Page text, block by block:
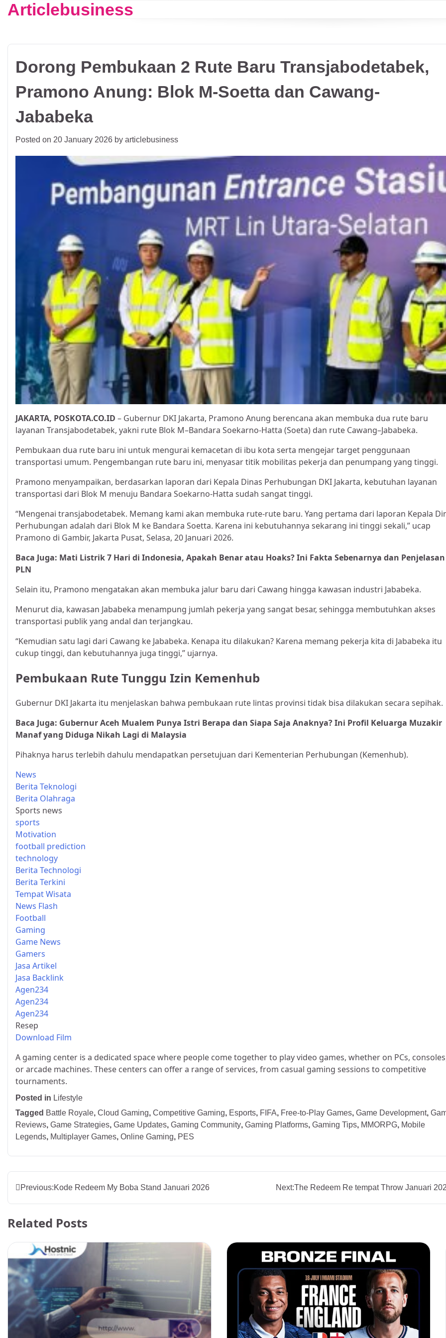
SkipArticlebusiness
Dorong Pembukaan 2 Rute Baru Transjabodetabek,
Pramono Anung: Blok M-Soetta dan Cawang-
Jababeka
Posted on 20 January 2026 by articlebusiness
JAKARTA, POSKOTA.CO.ID – Gubernur DKI Jakarta, Pramono Anung berencana akan membuka dua rute baru
layanan Transjabodetabek, yakni rute Blok M–Bandara Soekarno-Hatta (Soeta) dan rute Cawang–Jababeka.
Pembukaan dua rute baru ini untuk mengurai kemacetan di ibu kota serta mengejar target penggunaan
transportasi umum. Pengembangan rute baru ini, menyasar titik mobilitas pekerja dan penumpang yang tinggi.
Pramono menyampaikan, berdasarkan laporan dari Kepala Dinas Perhubungan DKI Jakarta, kebutuhan layanan
transportasi dari Blok M menuju Bandara Soekarno-Hatta sudah sangat tinggi.
“Mengenai transjabodetabek. Memang kami akan membuka rute-rute baru. Yang pertama dari laporan Kepala
Perhubungan adalah dari Blok M ke Bandara Soetta. Karena ini kebutuhannya sekarang ini tinggi sekali,” ucap
Pramono di Gambir, Jakarta Pusat, Selasa, 20 Januari 2026.
Baca Juga: Mati Listrik 7 Hari di Indonesia, Apakah Benar atau Hoaks? Ini Fakta Sebenarnya dan Penjelasan
PLN
Selain itu, Pramono mengatakan akan membuka jalur baru dari Cawang hingga kawasan industri Jababeka.
Menurut dia, kawasan Jababeka menampung jumlah pekerja yang sangat besar, sehingga membutuhkan akses
transportasi publik yang andal dan terjangkau.
“Kemudian satu lagi dari Cawang ke Jababeka. Kenapa itu dilakukan? Karena memang pekerja kita di Jababeka itu
cukup tinggi, dan kebutuhannya juga tinggi,” ujarnya.
Pembukaan Rute Tunggu Izin Kemenhub
Gubernur DKI Jakarta itu menjelaskan bahwa pembukaan rute lintas provinsi tidak bisa dilakukan secara sepihak.
Baca Juga: Gubernur Aceh Mualem Punya Istri Berapa dan Siapa Saja Anaknya? Ini Profil Keluarga Muzakir
Manaf yang Diduga Nikah Lagi di Malaysia
Pihaknya harus terlebih dahulu mendapatkan persetujuan dari Kementerian Perhubungan (Kemenhub).
News
Berita Teknologi
Berita Olahraga
Sports news
sports
Motivation
football prediction
technology
Berita Technologi
Berita Terkini
Tempat Wisata
News Flash
Football
Gaming
Game News
Gamers
Jasa Artikel
Jasa Backlink
Agen234
Agen234
Agen234
Resep
Download Film
A gaming center is a dedicated space where people come together to play video games, whether on PCs,
or arcade machines. These centers can offer a range of services, from casual gaming sessions to competitive
tournaments.
Posted in Lifestyle
Tagged Battle Royale, Cloud Gaming, Competitive Gaming, Esports, FIFA, Free-to-Play Games, Game Development,
Reviews, Game Strategies, Game Updates, Gaming Community, Gaming Platforms, Gaming Tips, MMORPG, Mobile
Legends, Multiplayer Games, Online Gaming, PES
Post
navigation
Previous:Kode Redeem My Boba Stand Januari 2026 Next:The Redeem Re tempat Throw Januari
Related Posts